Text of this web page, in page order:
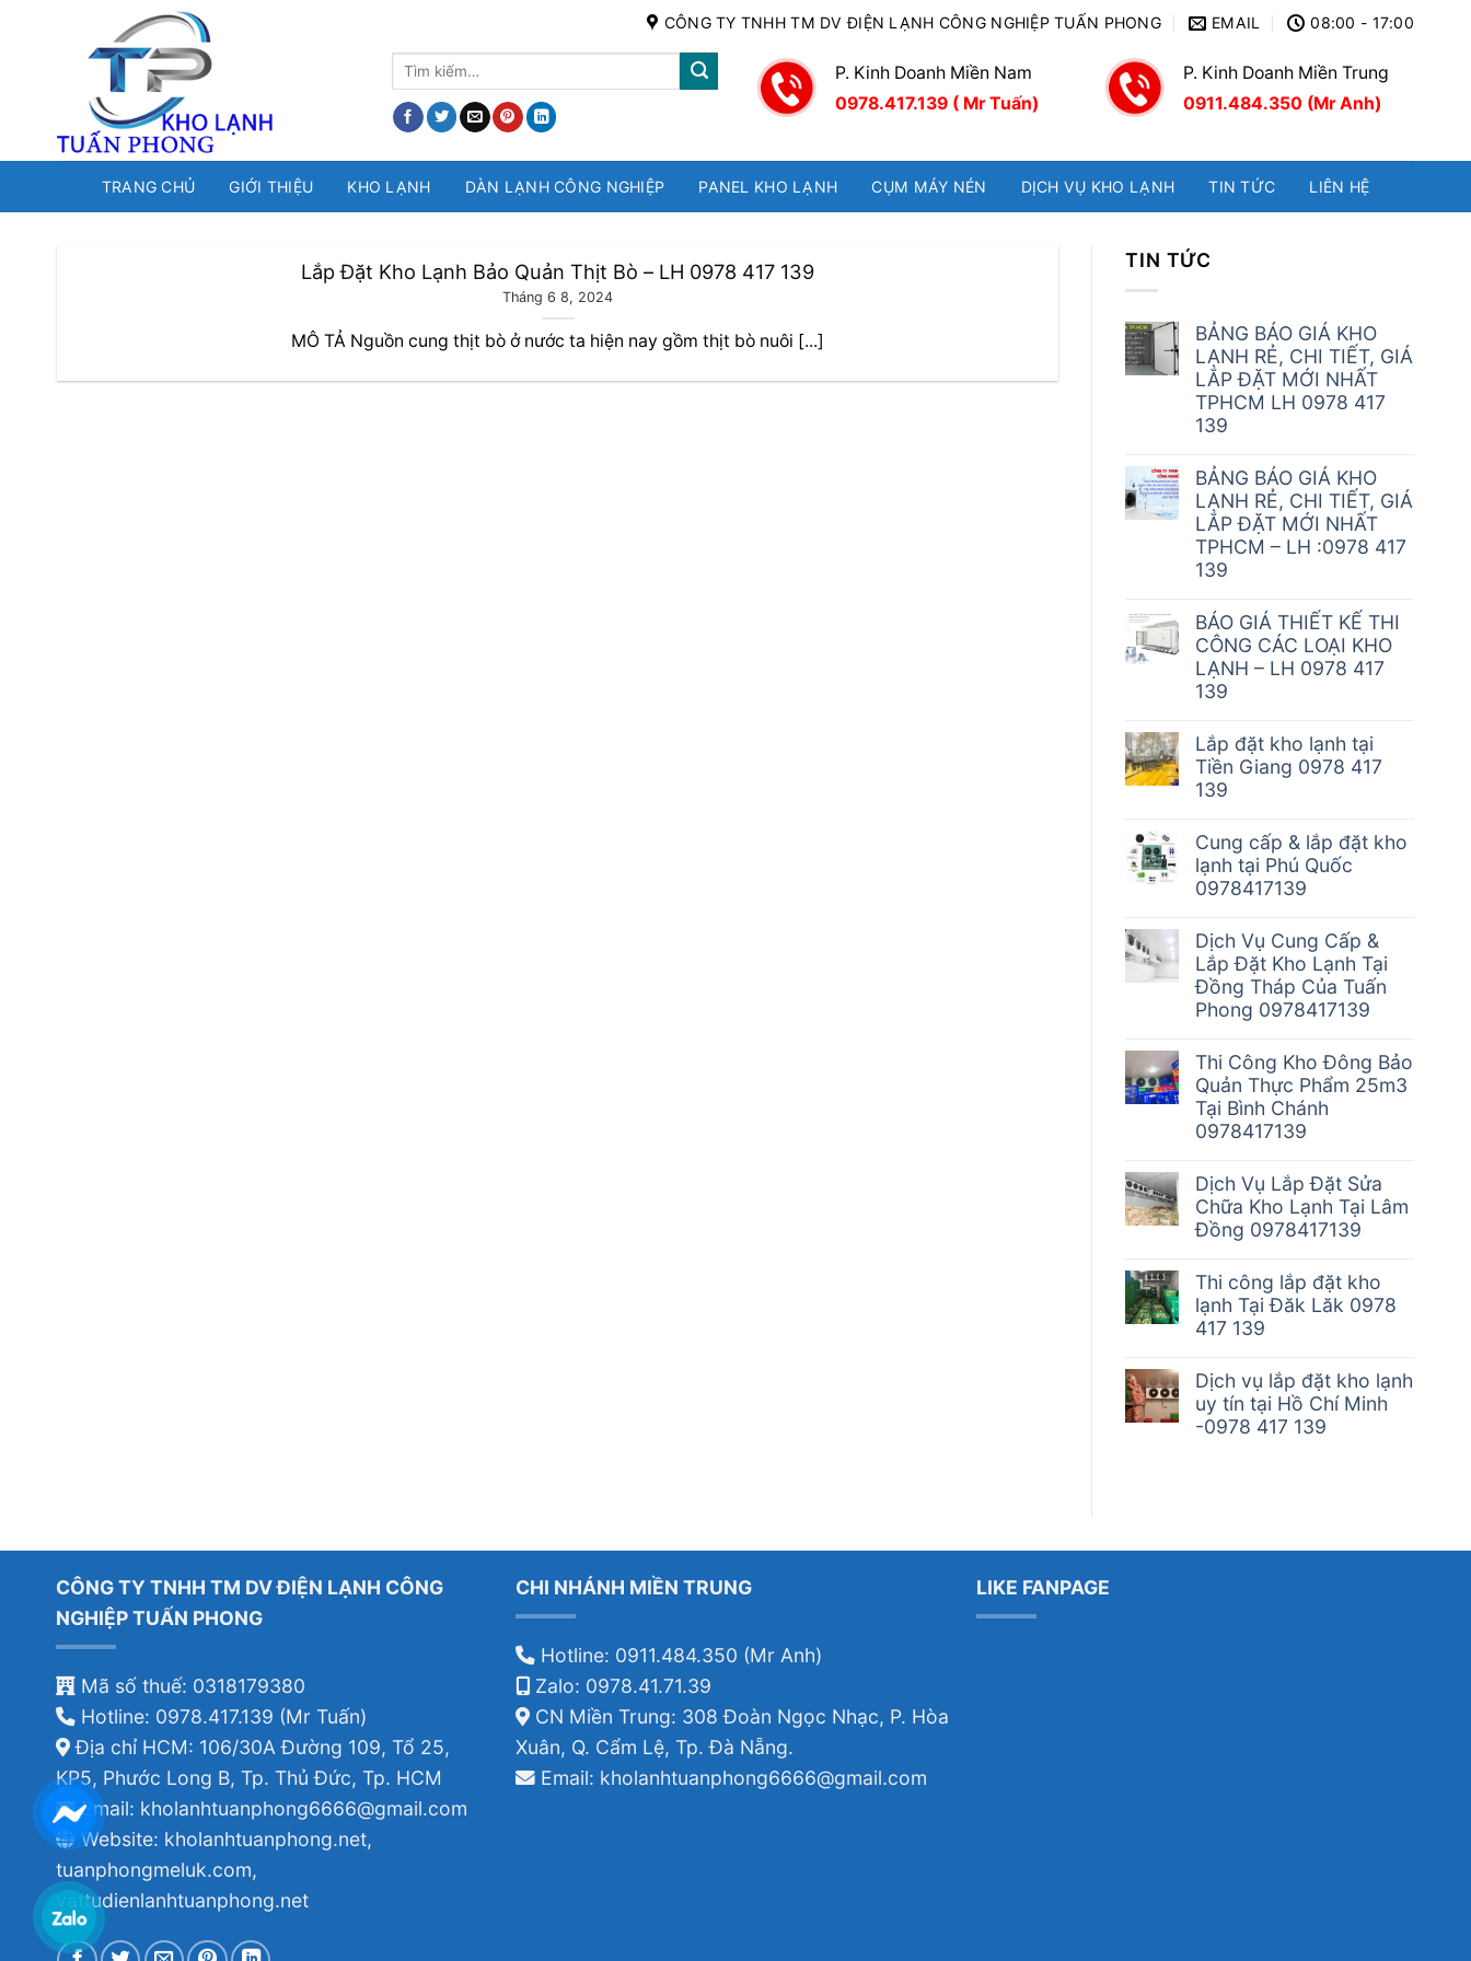
CÔNG TY TNHH TM DV ĐIỆN LẠNH CÔNG NGHIỆP TUẤN PHONG EMAIL 08:00 - 17:00
Tìm
P. Kinh Doanh Miền Nam
0978.417.139 ( Mr Tuấn)
P. Kinh Doanh Miền Trung
0911.484.350 (Mr Anh)
TRANG CHỦ GIỚI THIỆU KHO LẠNH DÀN LẠNH CÔNG NGHIỆP PANEL KHO LẠNH CỤM MÁY NÉN DỊCH VỤ KHO LẠNH TIN TỨC LIÊN HỆ
Lắp Đặt Kho Lạnh Bảo Quản Thịt Bò – LH 0978 417 139
Tháng 6 8, 2024
MÔ TẢ Nguồn cung thịt bò ở nước ta hiện nay gồm thịt bò nuôi [...]
TIN TỨC
BẢNG BÁO GIÁ KHO
LẠNH RẺ, CHI TIẾT, GIÁ
LẮP ĐẶT MỚI NHẤT
TPHCM LH 0978 417
139
BẢNG BÁO GIÁ KHO
LẠNH RẺ, CHI TIẾT, GIÁ
LẮP ĐẶT MỚI NHẤT
TPHCM – LH :0978 417
139
BÁO GIÁ THIẾT KẾ THI
CÔNG CÁC LOẠI KHO
LẠNH – LH 0978 417
139
Lắp đặt kho lạnh tại
Tiền Giang 0978 417
139
Cung cấp & lắp đặt kho
lạnh tại Phú Quốc
0978417139
Dịch Vụ Cung Cấp &
Lắp Đặt Kho Lạnh Tại
Đồng Tháp Của Tuấn
Phong 0978417139
Thi Công Kho Đông Bảo
Quản Thực Phẩm 25m3
Tại Bình Chánh
0978417139
Dịch Vụ Lắp Đặt Sửa
Chữa Kho Lạnh Tại Lâm
Đồng 0978417139
Thi công lắp đặt kho
lạnh Tại Đăk Lăk 0978
417 139
Dịch vụ lắp đặt kho lạnh
uy tín tại Hồ Chí Minh
-0978 417 139
CÔNG TY TNHH TM DV ĐIỆN LẠNH CÔNG
NGHIỆP TUẤN PHONG
Mã số thuế: 0318179380
Hotline: 0978.417.139 (Mr Tuấn)
Địa chỉ HCM: 106/30A Đường 109, Tổ 25,
KP5, Phước Long B, Tp. Thủ Đức, Tp. HCM
Email: kholanhtuanphong6666@gmail.com
Website: kholanhtuanphong.net,
tuanphongmeluk.com,
vattudienlanhtuanphong.net
CHI NHÁNH MIỀN TRUNG
Hotline: 0911.484.350 (Mr Anh)
Zalo: 0978.41.71.39
CN Miền Trung: 308 Đoàn Ngọc Nhạc, P. Hòa
Xuân, Q. Cẩm Lệ, Tp. Đà Nẵng.
Email: kholanhtuanphong6666@gmail.com
LIKE FANPAGE